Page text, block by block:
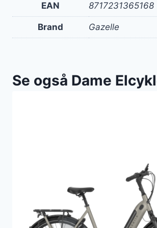
EAN 8717231365168
Brand Gazelle
Se også Dame